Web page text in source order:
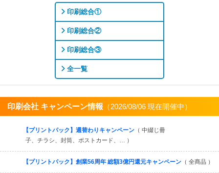
印刷総合①
印刷総合②
印刷総合③
全一覧
印刷会社 キャンペーン情報 （2026/08/06 現在開催中）
【プリントパック】週替わりキャンペーン （ 中綴じ冊
子、チラシ、封筒、ポストカード、… ）
【プリントパック】創業56周年 総額3億円還元キャンペーン （ 全商品 ）